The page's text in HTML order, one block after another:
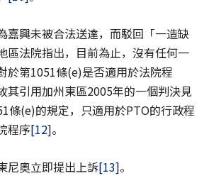
嘉興未被合法送達，而駁回「一造缺
區法院指出，目前為止，沒有任何一
於第1051條(e)是否適用於法院程
其引用加州東區2005年的一個判決見
條(e)的規定，只適用於PTO的行政程
程序[12]。
尼奧立即提出上訴[13]。